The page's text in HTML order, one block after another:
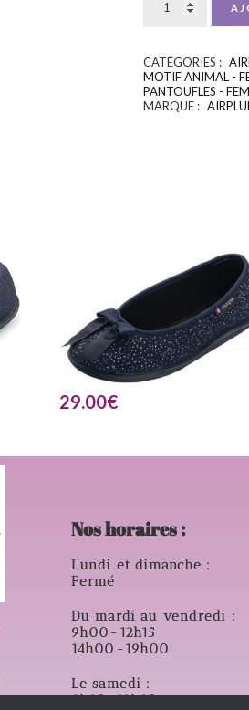
CATÉGORIES :
MOTIF ANIMAL -
PANTOUFLES -
MARQUE :
29.00€
Nos horaires :
Lundi et dimanche :
Fermé
Du mardi au vendredi :
9h00-12h15
14h00-19h00
Le samedi :
8h30-12h30